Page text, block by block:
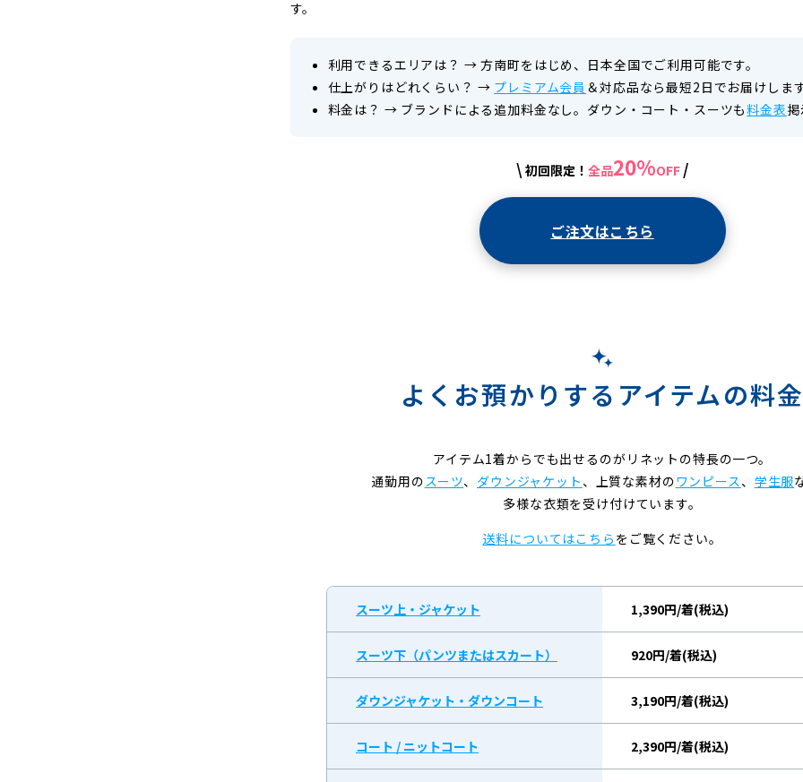
す。
利用できるエリアは？ →方南町をはじめ、日本全国でご利用可能です。
仕上がりはどれくらい？ → プレミアム会員 ＆対応品なら最短2日でお届けします
料金は？ → ブランドによる追加料金なし。ダウン・コート・スーツも料金表掲
\ 初回限定！ 全品20%OFF /
ご注文はこちら
よくお預かりするアイテムの料金
アイテム1着からでも出せるのがリネットの特長の一つ。
通勤用のスーツ、 ダウンジャケット 、上質な素材のワンピース、 学生服
多様な衣類を受け付けています。
送料についてはこちら をご覧ください。
スーツ上・ジャケット 1,390円/着(税込)
スーツ下（パンツまたはスカート） 920円/着(税込)
ダウンジャケット・ダウンコート 3,190円/着(税込)
コート / ニットコート 2,390円/着(税込)